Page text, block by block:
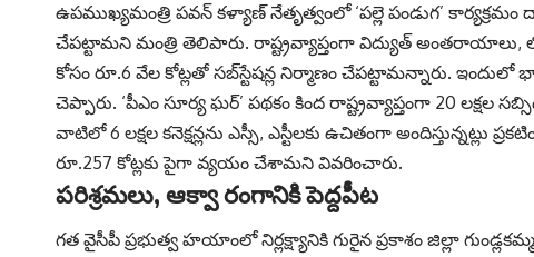
ఉపముఖ్యమంత్రి ప‌వ‌న్ క‌ళ్యాణ్ నేతృత్వంలో ‘పల్లె పండుగ’
చేపట్టామని మంత్రి తెలిపారు. రాష్ట్రవ్యాప్తంగా విద్యుత్
కోసం రూ.6 వేల కోట్లతో సబ్‌స్టేషన్ల నిర్మాణం చేపట్టామన్నారు. ఇందులో
చెప్పారు. ‘పీఎం సూర్య ఘర్’ పథకం కింద రాష్ట్రవ్యాప్తంగా 20 లక్షల
వాటిలో 6 ల‌క్ష‌ల క‌నెక్ష‌న్ల‌ను ఎస్సీ, ఎస్టీల‌కు ఉచితంగా
రూ.257 కోట్లకు పైగా వ్యయం చేశామని వివరించారు.
పరిశ్రమలు, ఆక్వా రంగానికి పెద్దపీట
గత వైసీపీ ప్రభుత్వ హయాంలో నిర్లక్ష్యానికి గురైన ప్రకాశం జిల్లా